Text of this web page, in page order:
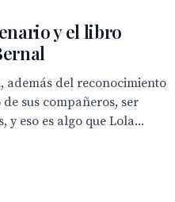
y el libro
además del reconocimiento
sus compañeros, ser
y eso es algo que Lola...